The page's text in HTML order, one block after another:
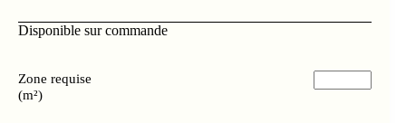
Disponible sur commande
Zone requise
(m²)